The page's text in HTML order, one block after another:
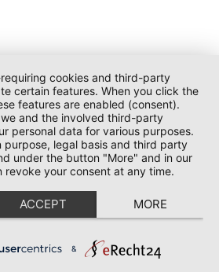
cookies and third-party
certain features. When you click the
features are enabled (consent).
and the involved third-party
personal data for various purposes.
purpose, legal basis and third party
under the button "More" and in our
revoke your consent at any time.
ACCEPT MORE
&